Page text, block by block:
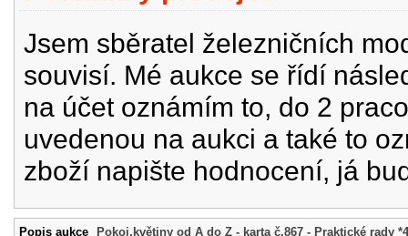
Jsem sběratel železničních
souvisí. Mé aukce se řídí
na účet oznámím to, do 2
uvedenou na aukci a také to
zboží napište hodnocení, já
Popis aukce Pokoj.květiny od A do Z - karta č.867 - Praktické rady